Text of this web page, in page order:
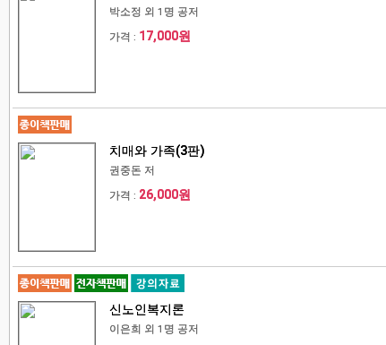
박소정 외 1명 공저
가격 : 17,000원
치매와 가족(3판)
권중돈 저
가격 : 26,000원
신노인복지론
이은희 외 1명 공저